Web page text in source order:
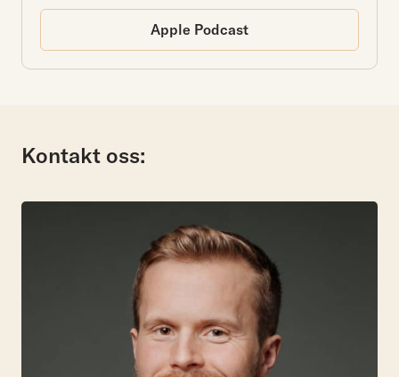
Apple Podcast
Kontakt oss: